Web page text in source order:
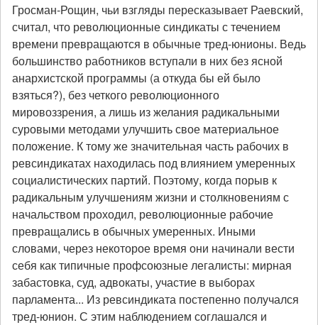
Гросман-Рощин, чьи взгляды пересказывает Раевский,
считал, что революционные синдикаты с течением
времени превращаются в обычные тред-юнионы. Ведь
большинство работников вступали в них без ясной
анархистской программы (а откуда бы ей было
взяться?), без четкого революционного
мировоззрения, а лишь из желания радикальными
суровыми методами улучшить свое материальное
положение. К тому же значительная часть рабочих в
ревсиндикатах находилась под влиянием умеренных
социалистических партий. Поэтому, когда порыв к
радикальным улучшениям жизни и столкновениям с
начальством проходил, революционные рабочие
превращались в обычных умеренных. Иными
словами, через некоторое время они начинали вести
себя как типичные профсоюзные легалисты: мирная
забастовка, суд, адвокаты, участие в выборах
парламента... Из ревсиндиката постепенно получался
тред-юнион. С этим наблюдением соглашался и